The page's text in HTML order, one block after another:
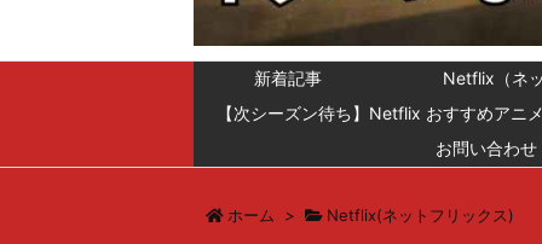
新着記事 Netflix（ネ
【次シーズン待ち】Netflix おすすめアニメ
お問い合わせ
ホーム > Netflix(ネットフリックス)